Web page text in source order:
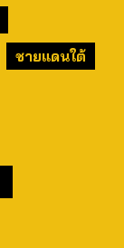
ชายแดนใต้